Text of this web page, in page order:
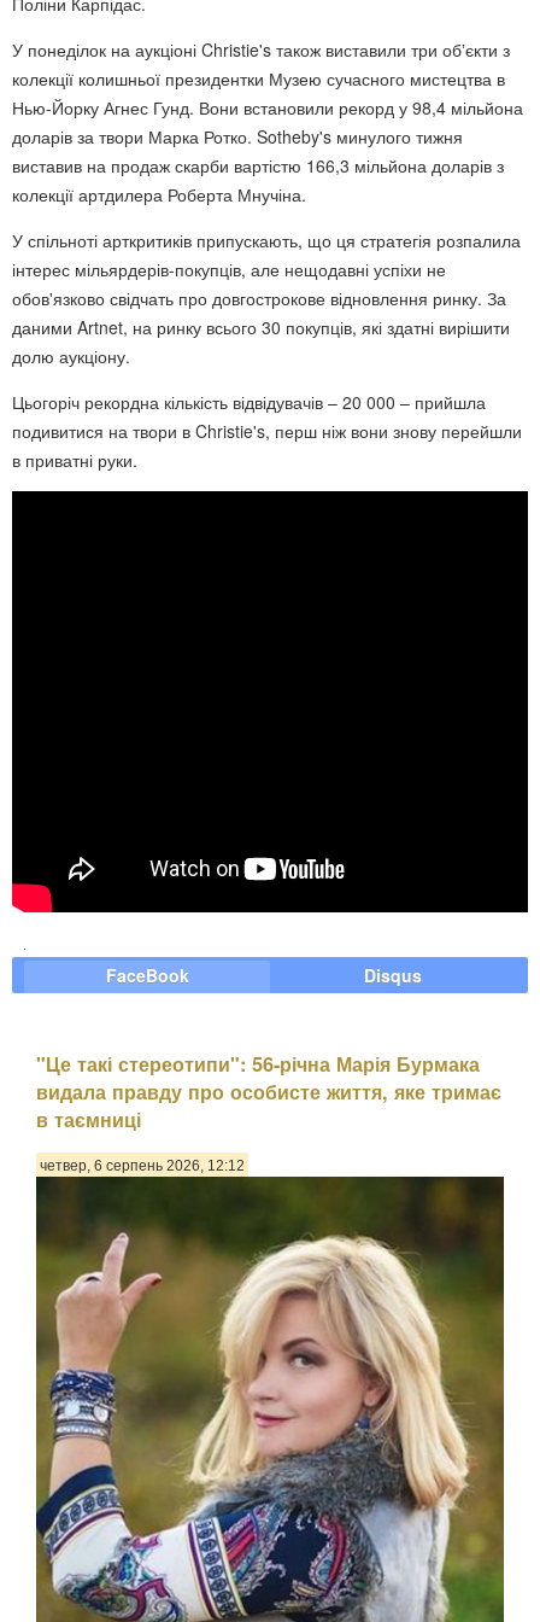
У понеділок на аукціоні Christie's також виставили три обʼєкти з
колекції колишньої президентки Музею сучасного мистецтва в
Нью-Йорку Агнес Гунд. Вони встановили рекорд у 98,4 мільйона
доларів за твори Марка Ротко. Sotheby's минулого тижня
виставив на продаж скарби вартістю 166,3 мільйона доларів з
колекції артдилера Роберта Мнучіна.
У спільноті арткритиків припускають, що ця стратегія розпалила
інтерес мільярдерів-покупців, але нещодавні успіхи не
обов'язково свідчать про довгострокове відновлення ринку. За
даними Artnet, на ринку всього 30 покупців, які здатні вирішити
долю аукціону.
Цьогоріч рекордна кількість відвідувачів – 20 000 – прийшла
подивитися на твори в Christie's, перш ніж вони знову перейшли
в приватні руки.
FaceBook Disqus
"Це такі стереотипи": 56-річна Марія Бурмака
видала правду про особисте життя, яке тримає
в таємниці
четвер, 6 серпень 2026, 12:12